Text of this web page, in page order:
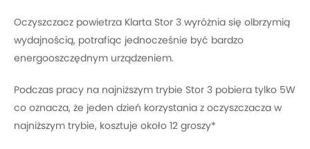
Oczyszczacz powietrza Klarta Stor 3 wyróżnia się olbrzymią
wydajnością, potrafiąc jednocześnie być bardzo
energooszczędnym urządzeniem.
Podczas pracy na najniższym trybie Stor 3 pobiera tylko 5W
co oznacza, że jeden dzień korzystania z oczyszczacza w
najniższym trybie, kosztuje około 12 groszy*